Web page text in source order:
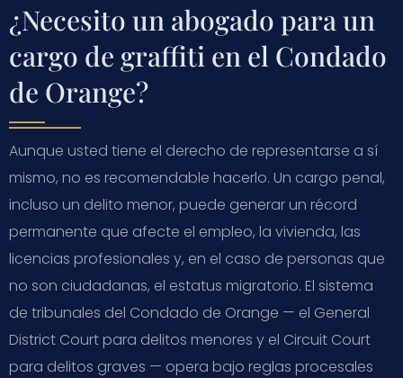
¿Necesito un abogado para un
cargo de graffiti en el Condado
de Orange?
Aunque usted tiene el derecho de representarse a sí
mismo, no es recomendable hacerlo. Un cargo penal,
incluso un delito menor, puede generar un récord
permanente que afecte el empleo, la vivienda, las
licencias profesionales y, en el caso de personas que
no son ciudadanas, el estatus migratorio. El sistema
de tribunales del Condado de Orange — el General
District Court para delitos menores y el Circuit Court
para delitos graves — opera bajo reglas procesales